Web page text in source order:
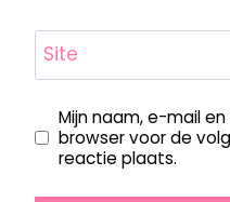
Site
Mijn naam, e-mail
browser voor de
reactie plaats.